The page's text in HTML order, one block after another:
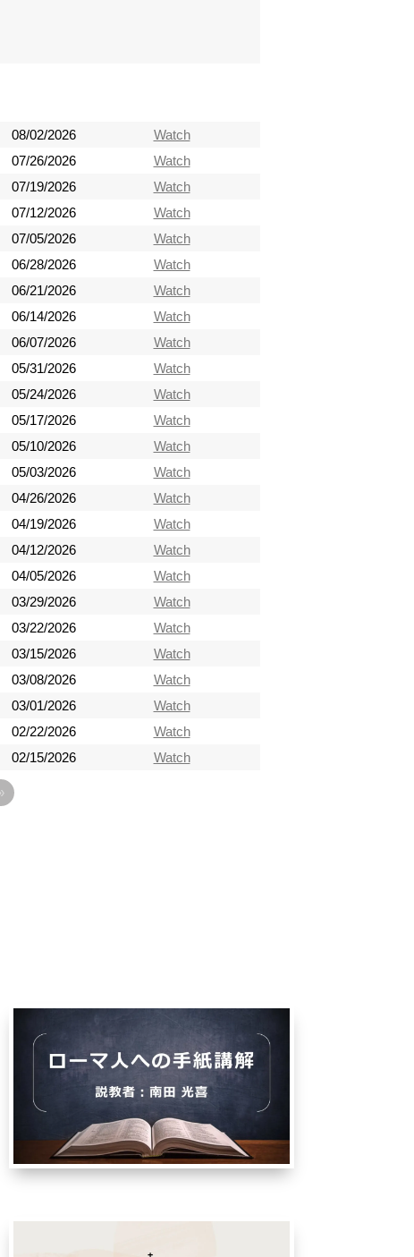
08/02/2026
Watch
07/26/2026
Watch
07/19/2026
Watch
07/12/2026
Watch
07/05/2026
Watch
06/28/2026
Watch
06/21/2026
Watch
06/14/2026
Watch
06/07/2026
Watch
05/31/2026
Watch
05/24/2026
Watch
05/17/2026
Watch
05/10/2026
Watch
05/03/2026
Watch
04/26/2026
Watch
04/19/2026
Watch
04/12/2026
Watch
04/05/2026
Watch
03/29/2026
Watch
03/22/2026
Watch
03/15/2026
Watch
03/08/2026
Watch
03/01/2026
Watch
02/22/2026
Watch
02/15/2026 Watch